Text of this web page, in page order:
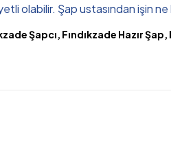
olabilir. Şap ustasından işin
Şapcı, Fındıkzade Hazır